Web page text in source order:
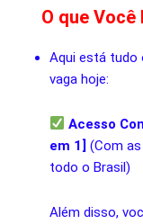
O que
Aqui está tudo
vaga hoje:
Acesso
em 1] (Com
todo o Brasil)
Além disso,